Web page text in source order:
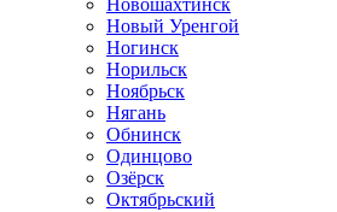
Новошахтинск
Новый Уренгой
Ногинск
Норильск
Ноябрьск
Нягань
Обнинск
Одинцово
Озёрск
Октябрьский